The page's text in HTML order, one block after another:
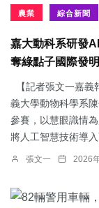
農業 綜合新聞
嘉大動科系研發
奪綠點子國際發
【記者張文一嘉義
義大學動物科學系
參賽，以慧眼識情
將人工智慧技術導入
張文一 2026